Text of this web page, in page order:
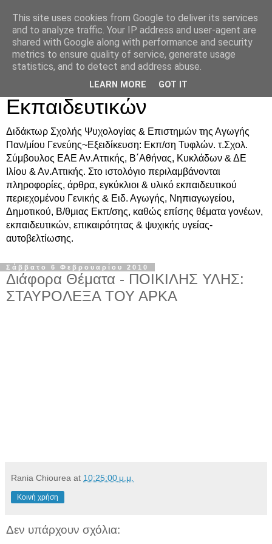
Δρ. Ράνια Χιουρέα-
Συμβουλευτική &
Υποστήριξη Γονέων &
Εκπαιδευτικών
Διδάκτωρ Σχολής Ψυχολογίας & Επιστημών της Αγωγής
Παν/μίου Γενεύης~Εξειδίκευση: Εκπ/ση Τυφλών. τ.Σχολ.
Σύμβουλος ΕΑΕ Αν.Αττικής, Β΄Αθήνας, Κυκλάδων & ΔΕ
Ιλίου & Αν.Αττικής. Στο ιστολόγιο περιλαμβάνονται
πληροφορίες, άρθρα, εγκύκλιοι & υλικό εκπαιδευτικού
περιεχομένου Γενικής & Ειδ. Αγωγής, Νηπιαγωγείου,
Δημοτικού, Β/θμιας Εκπ/σης, καθώς επίσης θέματα γονέων,
εκπαιδευτικών, επικαιρότητας & ψυχικής υγείας-
αυτοβελτίωσης.
Σάββατο 6 Φεβρουαρίου 2010
Διάφορα Θέματα - ΠΟΙΚΙΛΗΣ ΥΛΗΣ:
ΣΤΑΥΡΟΛΕΞΑ ΤΟΥ ΑΡΚΑ
Rania Chiourea at 10:25:00 μ.μ.
Κοινή χρήση
Δεν υπάρχουν σχόλια:
This site uses cookies from Google to deliver its services
and to analyze traffic. Your IP address and user-agent are
shared with Google along with performance and security
metrics to ensure quality of service, generate usage
statistics, and to detect and address abuse.
LEARN MORE GOT IT